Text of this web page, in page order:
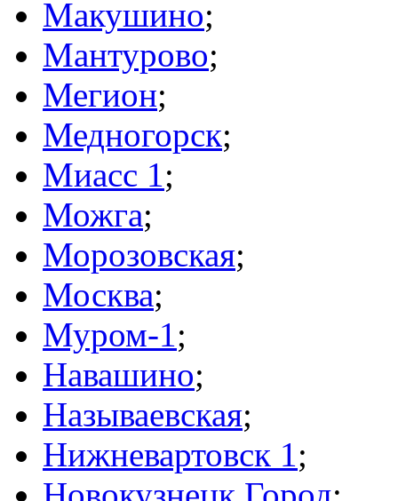
Макушино;
Мантурово;
Мегион;
Медногорск;
Миасс 1;
Можга;
Морозовская;
Москва;
Муром-1;
Навашино;
Называевская;
Нижневартовск 1;